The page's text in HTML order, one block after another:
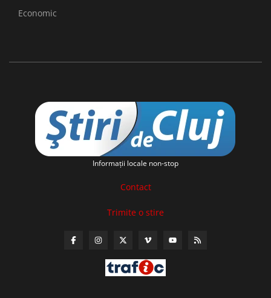
Economic
Informaţii locale non-stop
Contact
Trimite o stire